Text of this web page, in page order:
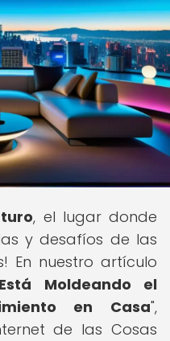
, el lugar donde
y desafíos de las
En nuestro artículo
Moldeando el
en Casa",
de las Cosas